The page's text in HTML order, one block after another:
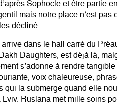
Sophocle et être partie
mais notre place n’est
décliné.
arrive dans le hall carré du
Dakh Daughters, est déjà là,
s’adonne à rendre
voix chaleureuse,
qui la submerge quand elle
Lviv. Ruslana met mille soins